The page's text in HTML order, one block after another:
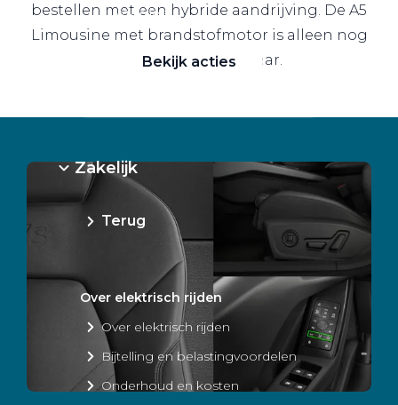
voordeel
Bekijk acties
Zakelijk
Terug
Over elektrisch rijden
Over elektrisch rijden
Bijtelling en belastingvoordelen
Onderhoud en kosten
bestellen met een hybride aandrijving. De A5
Limousine met brandstofmotor is alleen nog
uit voorraad leverbaar.